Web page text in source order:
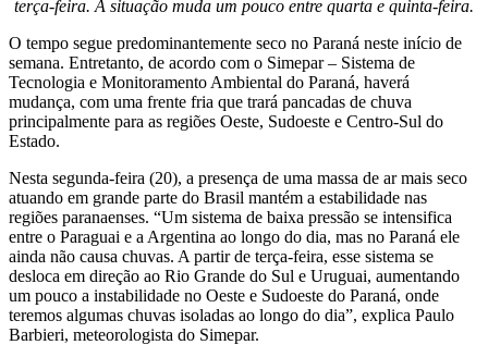
terça-feira. A situação muda um pouco entre quarta e quinta-feira.
O tempo segue predominantemente seco no Paraná neste início de
semana. Entretanto, de acordo com o Simepar – Sistema de
Tecnologia e Monitoramento Ambiental do Paraná, haverá
mudança, com uma frente fria que trará pancadas de chuva
principalmente para as regiões Oeste, Sudoeste e Centro-Sul do
Estado.
Nesta segunda-feira (20), a presença de uma massa de ar mais seco
atuando em grande parte do Brasil mantém a estabilidade nas
regiões paranaenses. “Um sistema de baixa pressão se intensifica
entre o Paraguai e a Argentina ao longo do dia, mas no Paraná ele
ainda não causa chuvas. A partir de terça-feira, esse sistema se
desloca em direção ao Rio Grande do Sul e Uruguai, aumentando
um pouco a instabilidade no Oeste e Sudoeste do Paraná, onde
teremos algumas chuvas isoladas ao longo do dia”, explica Paulo
Barbieri, meteorologista do Simepar.